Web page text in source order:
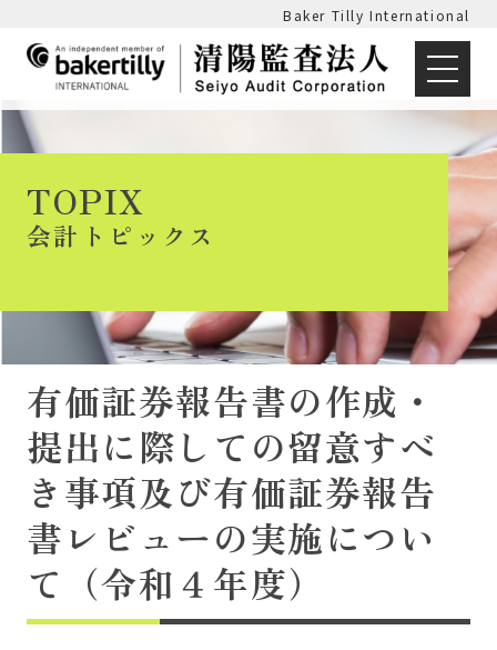
Baker Tilly International
TOPIX
会計トピックス
有価証券報告書の作成・
提出に際しての留意すべ
き事項及び有価証券報告
書レビューの実施につい
て（令和４年度）